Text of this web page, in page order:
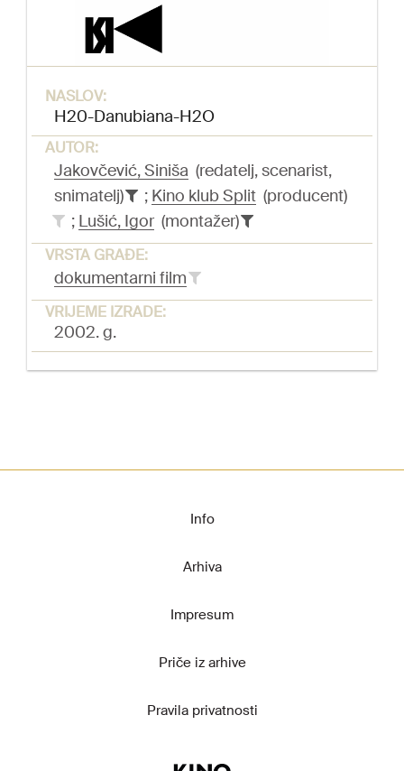
NASLOV:
H20-Danubiana-H2O
AUTOR:
Jakovčević, Siniša (redatelj, scenarist,
snimatelj)
; Kino klub Split (producent)
; Lušić, Igor (montažer)
VRSTA GRAĐE:
dokumentarni film
VRIJEME IZRADE:
2002. g.
Info
Arhiva
Impresum
Priče iz arhive
Pravila privatnosti